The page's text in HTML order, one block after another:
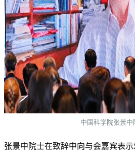
中国科学院张景中
张景中院士在致辞中向与会嘉宾表